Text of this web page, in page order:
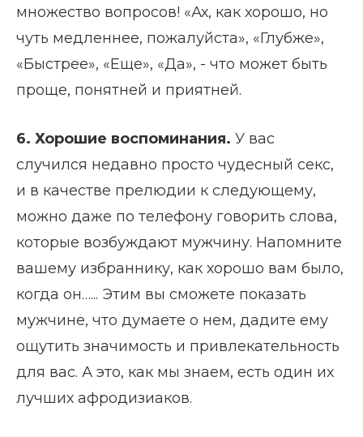
множество вопросов! «Ах, как хорошо, но
чуть медленнее, пожалуйста», «Глубже»,
«Быстрее», «Еще», «Да», - что может быть
проще, понятней и приятней.
6. Хорошие воспоминания. У вас
случился недавно просто чудесный секс,
и в качестве прелюдии к следующему,
можно даже по телефону говорить слова,
которые возбуждают мужчину. Напомните
вашему избраннику, как хорошо вам было,
когда он…... Этим вы сможете показать
мужчине, что думаете о нем, дадите ему
ощутить значимость и привлекательность
для вас. А это, как мы знаем, есть один их
лучших афродизиаков.